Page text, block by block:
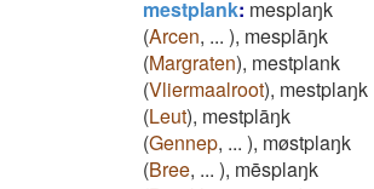
mestplank: mesplaŋk
(Arcen, ... ), mesplāŋk
(Margraten), mestplank
(Vliermaalroot), mestplaŋk
(Leut), mestplāŋk
(Gennep, ... ), møstplaŋk
(Bree, ... ), mēsplaŋk